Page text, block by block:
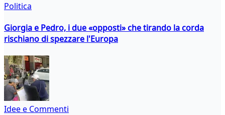
Politica
Giorgia e Pedro, i due «opposti» che tirando la corda
rischiano di spezzare l'Europa
Idee e Commenti